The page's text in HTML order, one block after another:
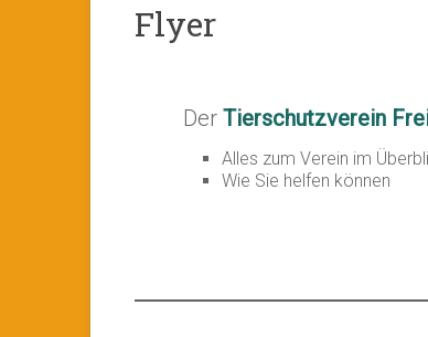
Flyer
Der Tierschutzverein
Alles zum Verein im
Wie Sie helfen können